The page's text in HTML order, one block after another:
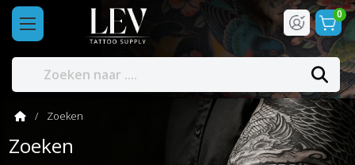
0
Zoeken
Zoeken